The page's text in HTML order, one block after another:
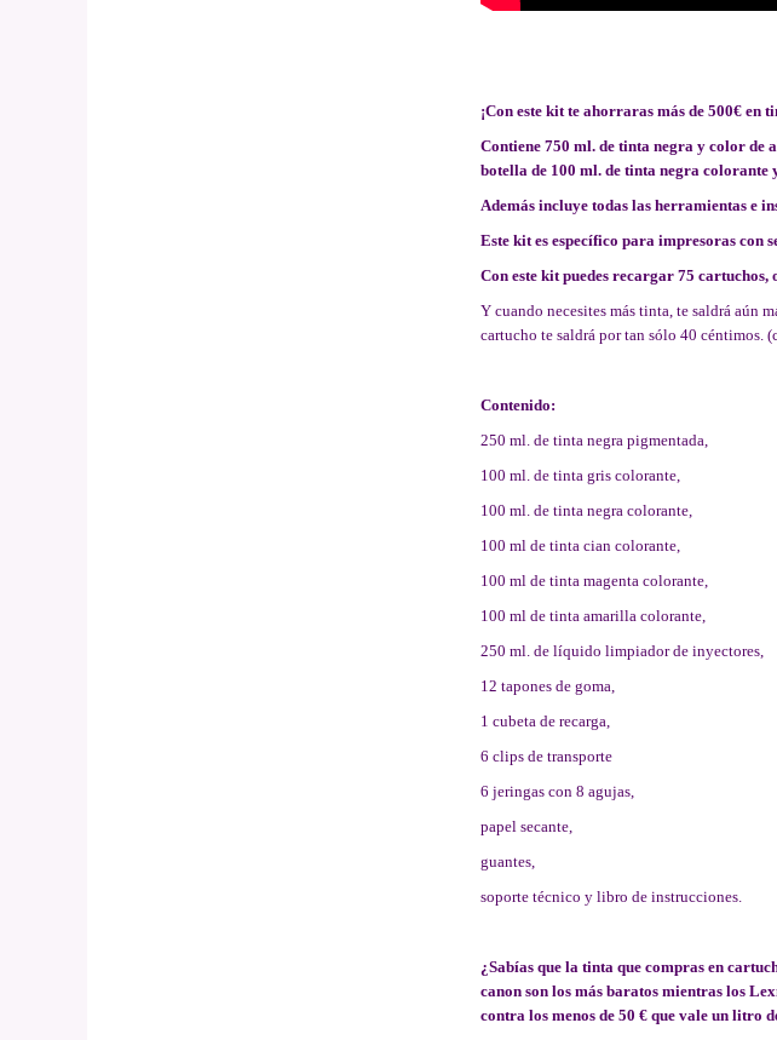
¡Con este kit te ahorraras más de 500€ en
Contiene 750 ml. de tinta negra y color de
botella de 100 ml. de tinta negra colorante
Además incluye todas las herramientas e
Este kit es específico para impresoras con
Con este kit puedes recargar 75
Y cuando necesites más tinta, te saldrá aún
cartucho te saldrá por tan sólo 40 céntimos.
Contenido:
250 ml. de tinta negra pigmentada,
100 ml. de tinta gris colorante,
100 ml. de tinta negra colorante,
100 ml de tinta cian colorante,
100 ml de tinta magenta colorante,
100 ml de tinta amarilla colorante,
250 ml. de líquido limpiador de inyectores,
12 tapones de goma,
1 cubeta de recarga,
6 clips de transporte
6 jeringas con 8 agujas,
papel secante,
guantes,
soporte técnico y libro de instrucciones.
¿Sabías que la tinta que compras en
canon son los más baratos mientras los
contra los menos de 50 € que vale un litro